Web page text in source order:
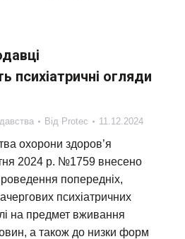
психіатричні огляди
Від Protec 11.12.2024
охорони здоров’я
2024 р. №1759 внесено
попередніх,
психіатричних
на предмет вживання
а також до низки форм